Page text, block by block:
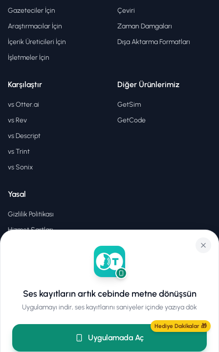
Gazeteciler İçin
Araştırmacılar İçin
İçerik Üreticileri İçin
İşletmeler İçin
Çeviri
Zaman Damgaları
Dışa Aktarma Formatları
Karşılaştır
vs Otter.ai
vs Rev
vs Descript
vs Trint
vs Sonix
Diğer Ürünlerimiz
GetSim
GetCode
Yasal
Gizlilik Politikası
Hizmet Şartları
©2026Hear2Text.Tüm hakları saklıdır.
Ses kayıtların artık cebinde metne dönüşsün
Uygulamayı indir, ses kayıtlarını saniyeler içinde yazıya dök
Uygulamada Aç
Hediye Dakikalar 🎁